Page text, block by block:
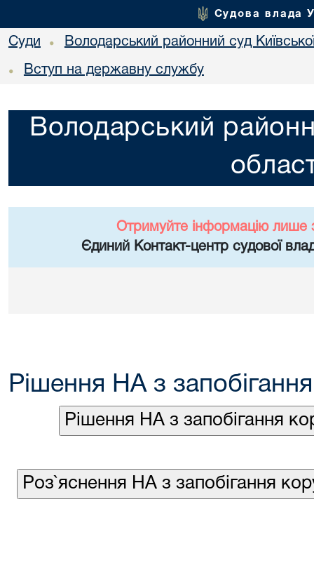
Судова влада
Суди • Володарський районний суд
• Вступ на державну службу
Володарський
Отримуйте інформацію лише
Єдиний Контакт-центр судової
Рішення НА з запобігання